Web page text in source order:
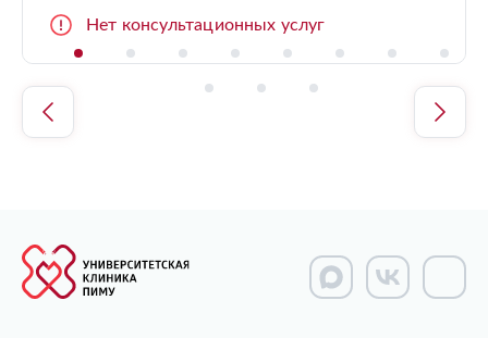
Нет консультационных услуг